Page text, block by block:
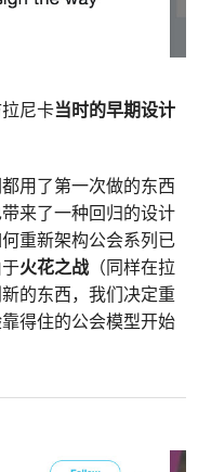
尼卡当时的早期设计
用了第一次做的东西
来了一种回归的设计
重新架构公会系列已
火花之战（同样在拉
的东西，我们决定重
得住的公会模型开始